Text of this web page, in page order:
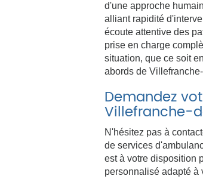
d'une approche
alliant rapidité
écoute attentive des
prise en charge
situation, que ce soit
abords de
Demandez
Villefranche-
N'hésitez pas à
de services
est à votre disposition
personnalisé adapté à